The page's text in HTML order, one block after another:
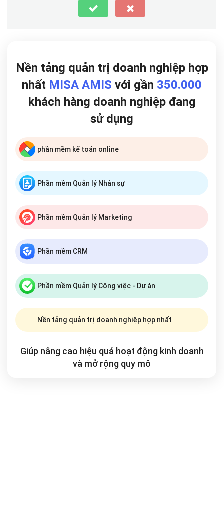
Nền tảng quản trị doanh nghiệp hợp
nhất MISA AMIS với gần 350.000
khách hàng doanh nghiệp đang
sử dụng
phần mềm kế toán online
Phần mềm Quản lý Nhân sự
Phần mềm Quản lý Marketing
Phần mềm CRM
Phần mềm Quản lý Công việc - Dự án
Nền tảng quản trị doanh nghiệp hợp nhất
Giúp nâng cao hiệu quả hoạt động kinh doanh
và mở rộng quy mô